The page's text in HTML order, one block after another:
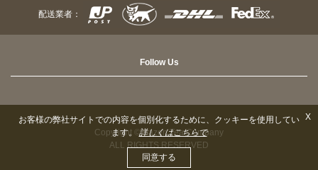
配送業者：
Follow Us
Copyright © Sazen Tea Company
ALL RIGHTS RESERVED
X
お客様の弊社サイトでの内容を個別化するために、クッキーを使用してい
ます。詳しくはこちらで
同意する